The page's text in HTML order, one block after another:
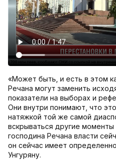
«Может быть, и есть в этом
Речана могут заменить
показатели на выборах и
Они внутри понимают, что
натяжкой той же самой
вскрываться другие
господина Речана власти
он сейчас имеет
Унгуряну.